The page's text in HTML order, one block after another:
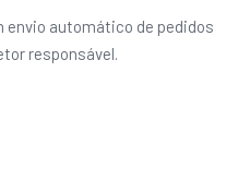
envio automático de pedidos
responsável.